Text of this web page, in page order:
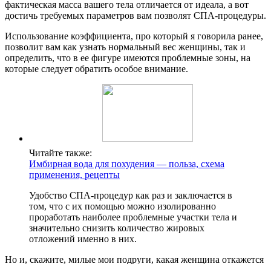
фактическая масса вашего тела отличается от идеала, а вот
достичь требуемых параметров вам позволят СПА-процедуры.
Использование коэффициента, про который я говорила ранее,
позволит вам как узнать нормальный вес женщины, так и
определить, что в ее фигуре имеются проблемные зоны, на
которые следует обратить особое внимание.
Читайте также:
Имбирная вода для похудения — польза, схема
применения, рецепты
Удобство СПА-процедур как раз и заключается в
том, что с их помощью можно изолированно
проработать наиболее проблемные участки тела и
значительно снизить количество жировых
отложений именно в них.
Но и, скажите, милые мои подруги, какая женщина откажется